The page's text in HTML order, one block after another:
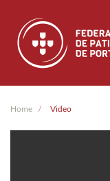
Skip to main
Home Video